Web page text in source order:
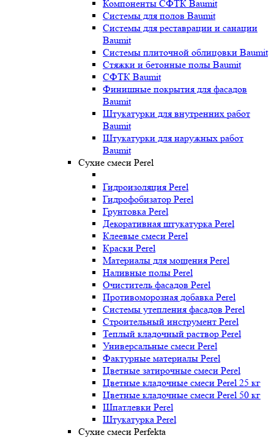
Компоненты СФТК Baumit
Системы для полов Baumit
Системы для реставрации и санации
Baumit
Системы плиточной облицовки Baumit
Стяжки и бетонные полы Baumit
СФТК Baumit
Финишные покрытия для фасадов
Baumit
Штукатурки для внутренних работ
Baumit
Штукатурки для наружных работ
Baumit
Сухие смеси Perel
Гидроизоляция Perel
Гидрофобизатор Perel
Грунтовка Perel
Декоративная штукатурка Perel
Клеевые смеси Perel
Краски Perel
Материалы для мощения Perel
Наливные полы Perel
Очиститель фасадов Perel
Противоморозная добавка Perel
Системы утепления фасадов Perel
Строительный инструмент Perel
Теплый кладочный раствор Perel
Универсальные смеси Perel
Фактурные материалы Perel
Цветные затирочные смеси Perel
Цветные кладочные смеси Perel 25 кг
Цветные кладочные смеси Perel 50 кг
Шпатлевки Perel
Штукатурка Perel
Сухие смеси Perfekta